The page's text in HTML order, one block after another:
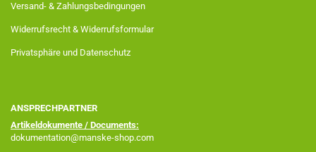
Versand- & Zahlungsbedingungen
Widerrufsrecht & Widerrufsformular
Privatsphäre und Datenschutz
ANSPRECHPARTNER
Artikeldokumente / Documents:
dokumentation@manske-shop.com